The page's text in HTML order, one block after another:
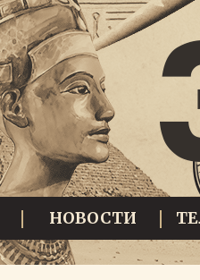
НОВОСТИ